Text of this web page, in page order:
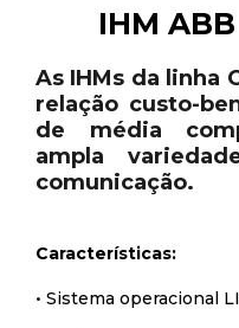
IHM
As IHMs da linha
relação custo-
de média
ampla
comunicação.
Características:
• Sistema operacional